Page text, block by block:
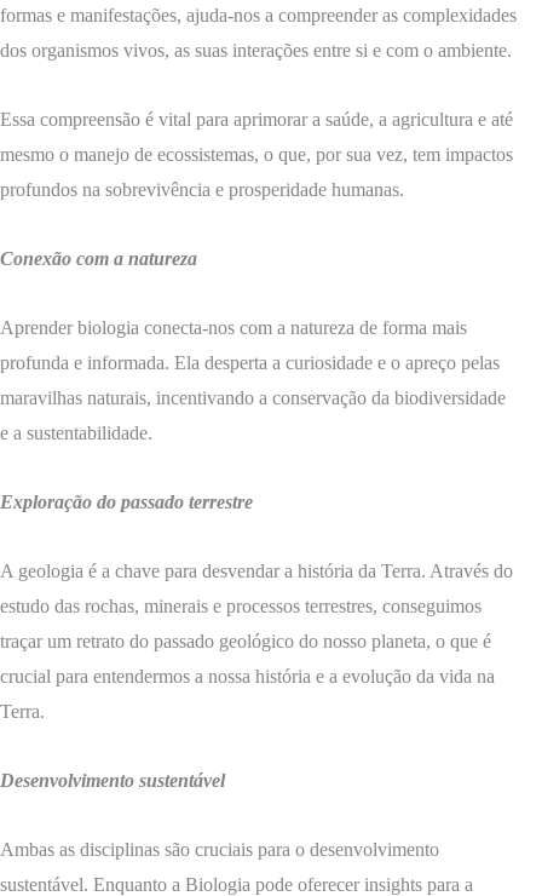
formas e manifestações, ajuda-nos a compreender as complexidades
dos organismos vivos, as suas interações entre si e com o ambiente.
Essa compreensão é vital para aprimorar a saúde, a agricultura e até
mesmo o manejo de ecossistemas, o que, por sua vez, tem impactos
profundos na sobrevivência e prosperidade humanas.
Conexão com a natureza
Aprender biologia conecta-nos com a natureza de forma mais
profunda e informada. Ela desperta a curiosidade e o apreço pelas
maravilhas naturais, incentivando a conservação da biodiversidade
e a sustentabilidade.
Exploração do passado terrestre
A geologia é a chave para desvendar a história da Terra. Através do
estudo das rochas, minerais e processos terrestres, conseguimos
traçar um retrato do passado geológico do nosso planeta, o que é
crucial para entendermos a nossa história e a evolução da vida na
Terra.
Desenvolvimento sustentável
Ambas as disciplinas são cruciais para o desenvolvimento
sustentável. Enquanto a Biologia pode oferecer insights para a